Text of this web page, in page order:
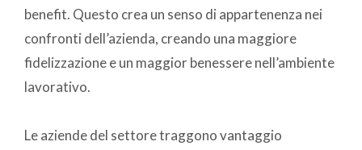
benefit. Questo crea un senso di appartenenza nei
confronti dell’azienda, creando una maggiore
fidelizzazione e un maggior benessere nell’ambiente
lavorativo.
Le aziende del settore traggono vantaggio